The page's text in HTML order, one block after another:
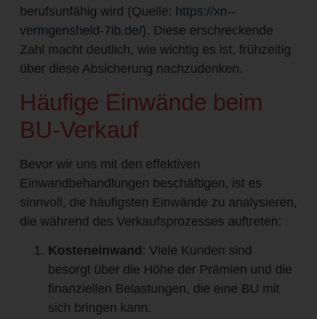
berufsunfähig wird (Quelle: https://xn--
vermgensheld-7ib.de/). Diese erschreckende
Zahl macht deutlich, wie wichtig es ist, frühzeitig
über diese Absicherung nachzudenken.
Häufige Einwände beim
BU-Verkauf
Bevor wir uns mit den effektiven
Einwandbehandlungen beschäftigen, ist es
sinnvoll, die häufigsten Einwände zu analysieren,
die während des Verkaufsprozesses auftreten:
Kosteneinwand : Viele Kunden sind
besorgt über die Höhe der Prämien und die
finanziellen Belastungen, die eine BU mit
sich bringen kann.